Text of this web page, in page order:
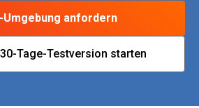
Umgebung anfordern
Tage-Testversion starten